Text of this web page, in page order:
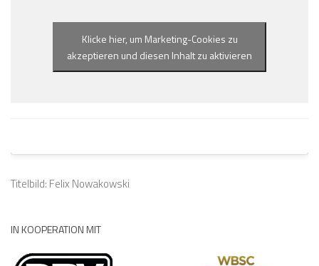
Klicke hier, um Marketing-Cookies zu
akzeptieren und diesen Inhalt zu aktivieren
Titelbild: Felix Nowakowski
IN KOOPERATION MIT